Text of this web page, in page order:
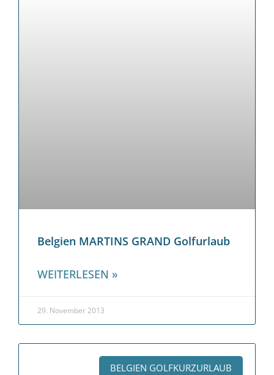
Belgien MARTINS GRAND Golfurlaub
WEITERLESEN »
29. November 2013
BELGIEN GOLFKURZURLAUB